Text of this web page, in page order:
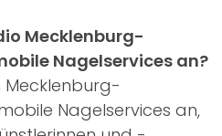
Mecklenburg-
Nagelservices an?
Mecklenburg-
Nagelservices an,